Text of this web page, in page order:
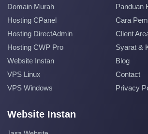
Domain Murah
Hosting CPanel
Hosting DirectAdmin
Hosting CWP Pro
Website Instan
VPS Linux
VPS Windows
Panduan
Cara
Client
Syarat &
Blog
Contact
Privacy
Website Instan